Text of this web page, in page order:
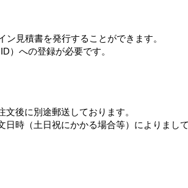
見積書を発行することができます。
）への登録が必要です。
後に別途郵送しております。
時（土日祝にかかる場合等）によりまし